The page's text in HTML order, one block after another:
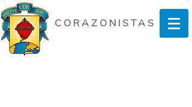
CORAZONISTAS